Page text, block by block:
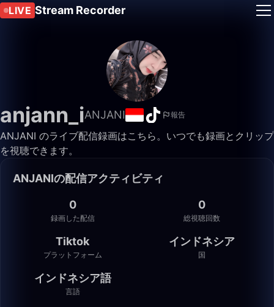
LIVE Stream Recorder
anjann_iANJANI 報告
ANJANI のライブ配信録画はこちら。いつでも録画とクリップ
を視聴できます。
ANJANIの配信アクティビティ
0
録画した配信
0
総視聴回数
Tiktok
プラットフォーム
インドネシア
国
インドネシア語
言語